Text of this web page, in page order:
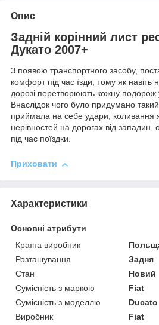
Опис
Задній корінний лист
Дукато 2007+
З появою транспортного засобу,
комфорт під час їзди, тому як навіть
дорозі перетворюють кожну подорож
Внаслідок чого було придумано
приймала на себе удари, коливання
нерівностей на дорогах від
під час поїздки.
Приховати
Характеристики
Основні атрибути
Країна виробник
Розташування
Задня
Стан
Новий
Сумісність з маркою
Fiat
Сумісність з моделлю
Ducato
Виробник
Fiat